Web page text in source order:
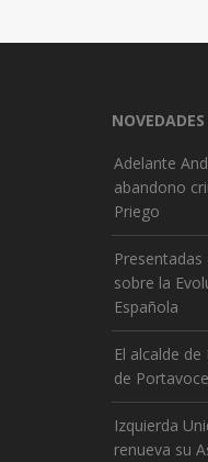
NOVEDADES
Adelante
abandono
Priego
Presentadas
sobre la
Española
El alcalde
de
Izquierda
renueva su